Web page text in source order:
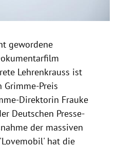
gewordene
Lehrenkrauss ist
Preis
Direktorin Frauke
Deutschen Presse-
der massiven
hat die